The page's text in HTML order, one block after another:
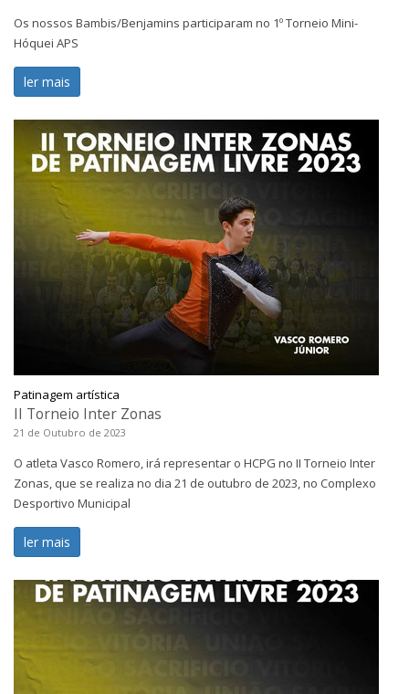
Os nossos Bambis/Benjamins participaram no 1º Torneio Mini-
Hóquei APS
ler mais
Patinagem artística
II Torneio Inter Zonas
21 de Outubro de 2023
O atleta Vasco Romero, irá representar o HCPG no II Torneio Inter
Zonas, que se realiza no dia 21 de outubro de 2023, no Complexo
Desportivo Municipal
ler mais